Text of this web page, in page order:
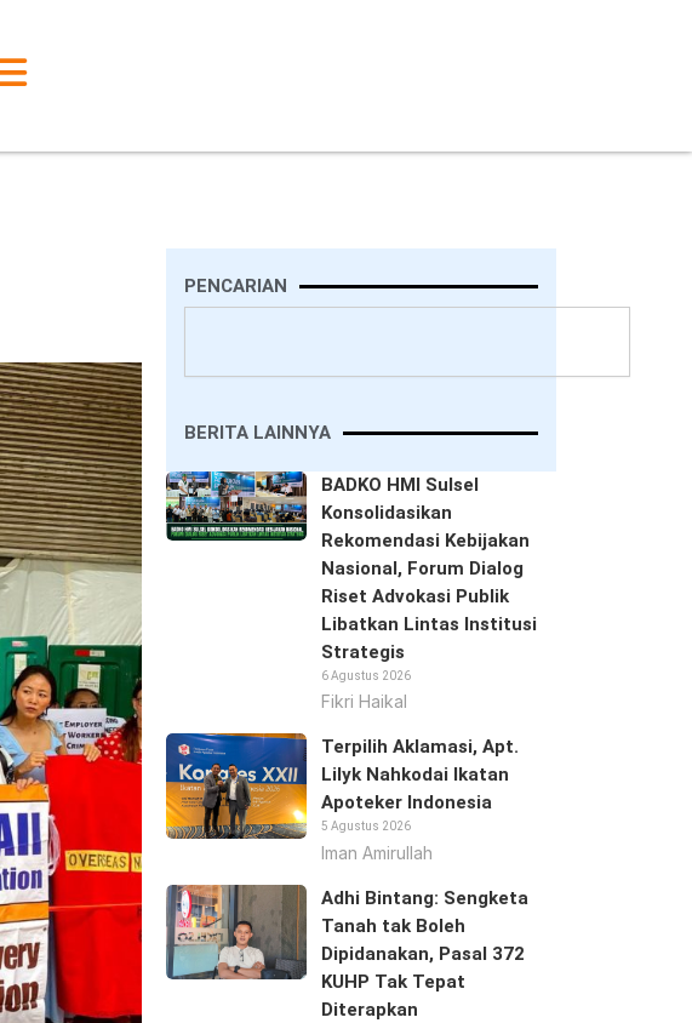
PENCARIAN
BERITA LAINNYA
BADKO HMI Sulsel
Konsolidasikan
Rekomendasi Kebijakan
Nasional, Forum Dialog
Riset Advokasi Publik
Libatkan Lintas Institusi
Strategis
6 Agustus 2026
Fikri Haikal
Terpilih Aklamasi, Apt.
Lilyk Nahkodai Ikatan
Apoteker Indonesia
5 Agustus 2026
Iman Amirullah
Adhi Bintang: Sengketa
Tanah tak Boleh
Dipidanakan, Pasal 372
KUHP Tak Tepat
Diterapkan